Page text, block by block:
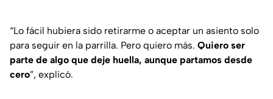
“Lo fácil hubiera sido retirarme o aceptar un asiento solo
para seguir en la parrilla. Pero quiero más. Quiero ser
parte de algo que deje huella, aunque partamos desde
cero”, explicó.